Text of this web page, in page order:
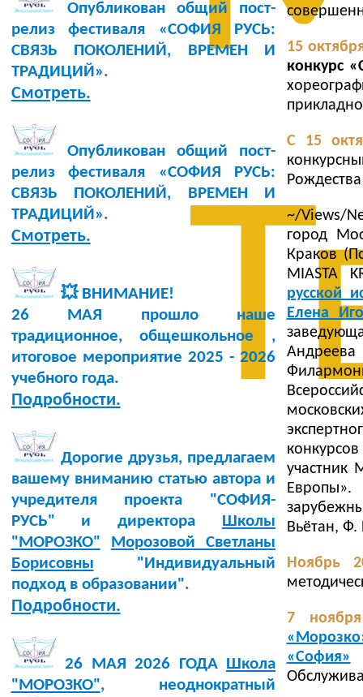
Опубликован общий пост-
релиз фестиваля «СОФИЯ РУСЬ:
СВЯЗЬ ПОКОЛЕНИЙ, ВРЕМЕН И
ТРАДИЦИЙ».
Смотреть.
Опубликован общий пост-
релиз фестиваля «СОФИЯ РУСЬ:
СВЯЗЬ ПОКОЛЕНИЙ, ВРЕМЕН И
ТРАДИЦИЙ».
Смотреть.
💥 ВНИМАНИЕ!
26 МАЯ прошло наше
традиционное, общешкольное ,
итоговое мероприятие 2025 - 2026
учебного года.
Подробности.
Дорогие друзья, предлагаем
вашему вниманию статью автора и
учредителя проекта "СОФИЯ-
РУСЬ" и директора Школы
"МОРОЗКО"
Морозовой Светланы
Борисовны "Индивидуальный
подход в образовании".
Подробности.
26 МАЯ 2026 ГОДА Школа
"МОРОЗКО", неоднократный
15
конкурс
С 15
~/Views/
город
Краков
MIASTA
русской
Елена
участник
Вьётан,
Ноябрь
7
«София»